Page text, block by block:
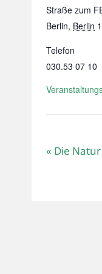
Straße zum
Berlin, Berlin
Telefon
030.53 07 10
« Die